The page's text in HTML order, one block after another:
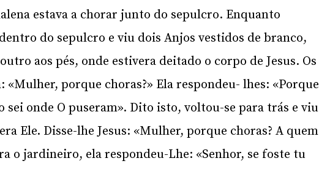
estava a chorar junto do sepulcro. Enquanto
do sepulcro e viu dois Anjos vestidos de branco,
aos pés, onde estivera deitado o corpo de Jesus. Os
porque choras?» Ela respondeu- lhes: «Porque
sei onde O puseram». Dito isto, voltou-se para trás e viu
Ele. Disse-lhe Jesus: «Mulher, porque choras? A quem
o jardineiro, ela respondeu-Lhe: «Senhor, se foste tu